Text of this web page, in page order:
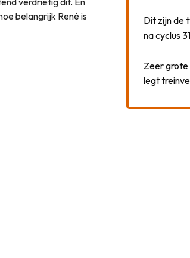
belangrijk René is
Dit zijn de
na cyclus 31
Zeer grote
legt